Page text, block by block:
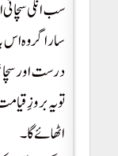
سب انکی سچائی
سارا گروہ اس
درست اور سچا
تو یہ بروزِ
اٹھائے گا۔